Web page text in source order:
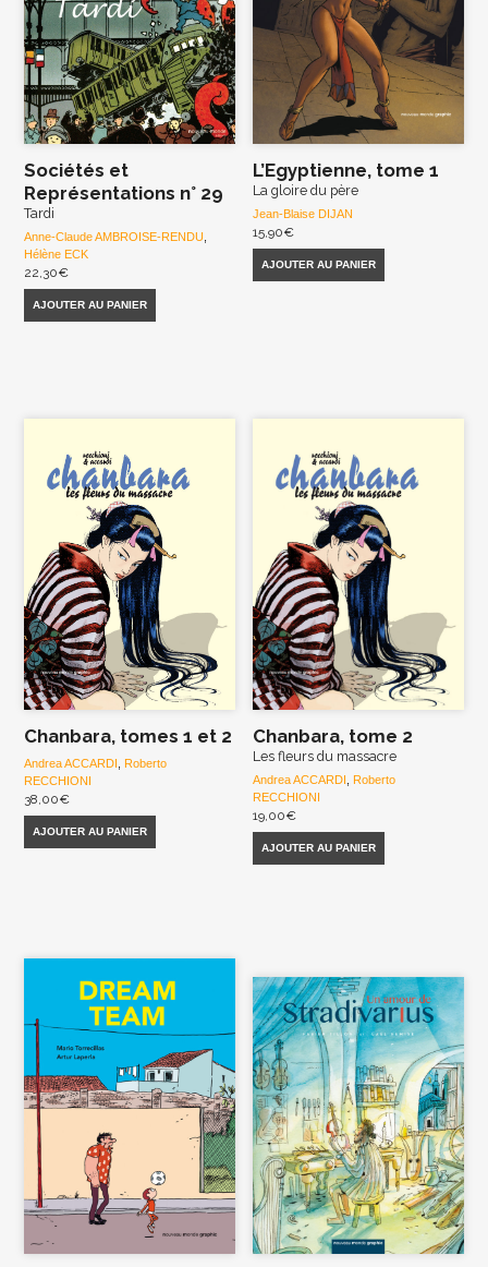
Sociétés et
Représentations n° 29
Tardi
Anne-Claude AMBROISE-RENDU
Hélène ECK
22,30€
AJOUTER AU PANIER
L’Egyptienne, tome 1
La gloire du père
Jean-Blaise DIJAN
15,90€
AJOUTER AU PANIER
Chanbara, tomes 1 et 2
Andrea ACCARDI , Roberto
RECCHIONI
38,00€
AJOUTER AU PANIER
Chanbara, tome 2
Les fleurs du massacre
Andrea ACCARDI , Roberto
RECCHIONI
19,00€
AJOUTER AU PANIER